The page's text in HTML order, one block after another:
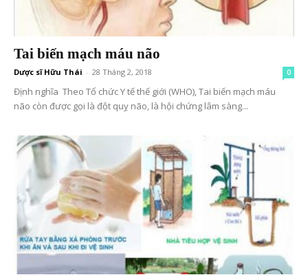
Tai biến mạch máu não
Dược sĩ Hữu Thái - 28 Tháng 2, 2018 0
Định nghĩa Theo Tổ chức Y tế thế giới (WHO), Tai biến mạch máu
não còn được gọi là đột quỵ não, là hội chứng lâm sàng...